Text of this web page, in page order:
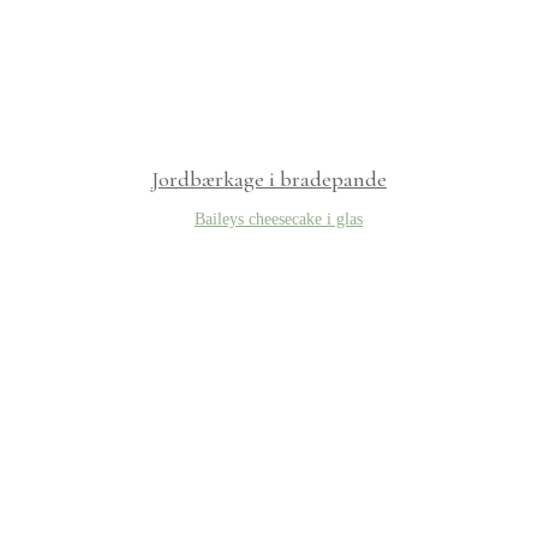
Jordbærkage i bradepande